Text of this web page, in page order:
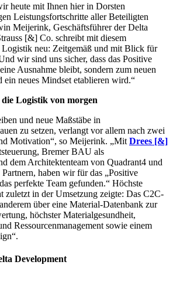
heute mit Ihnen hier in Dorsten
Leistungsfortschritte aller Beteiligten
Meijerink, Geschäftsführer der Delta
[&] Co. schreibt mit diesem
neu: Zeitgemäß und mit Blick für
wir sind uns sicher, dass das Positive
Ausnahme bleibt, sondern zum neuen
ein neues Mindset etablieren wird.“
Logistik von morgen
und neue Maßstäbe in
zu setzen, verlangt vor allem nach zwei
Motivation“, so Meijerink. „Mit Drees [&]
Bremer BAU als
dem Architektenteam von Quadrant4 und
haben wir für das „Positive
perfekte Team gefunden.“ Höchste
zuletzt in der Umsetzung zeigte: Das C2C-
über eine Material-Datenbank zur
höchster Materialgesundheit,
Ressourcenmanagement sowie einem
Development